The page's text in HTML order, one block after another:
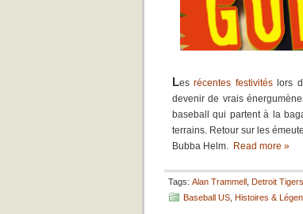
Lesrécentes festivitéslors
devenir de vrais
baseball qui partent à la
terrains. Retour sur les
Bubba Helm. Read more »
Tags: Alan Trammell Detroit Tigers
Baseball US Histoires &